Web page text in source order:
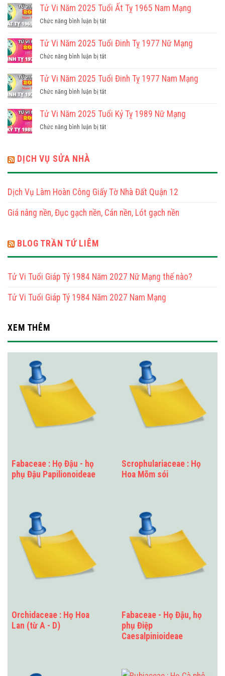
Vi
Năm
2025
Ất
Mạng
Tử Vi Năm 2025 Tuổi Ất Tỵ 1965 Nam Mạng
Chức năng bình luận bị tắtở
Vi
Năm
2025
Ất
Mạng
Tử Vi Năm 2025 Tuổi Đinh Tỵ 1977 Nữ Mạng
Chức năng bình luận bị tắtở
Vi
Năm
2025
Đinh
Tử Vi Năm 2025 Tuổi Đinh Tỵ 1977 Nam Mạng
Chức năng bình luận bị tắtở
Vi
Năm
2025
Mạng
Tử Vi Năm 2025 Tuổi Kỷ Tỵ 1989 Nữ Mạng
Chức năng bình luận bị tắtở
Tuổi
Tỵ
Nữ
DỊCH VỤ SỬA NHÀ
Dịch Vụ Làm Hoàn Công Giấy Tờ Nhà Đất Quận 12
Giá nâng nền, Đục gạch nền, Cán nền, Lót gạch nền
BLOG TRẦN TỨ LIÊM
Tử Vi Tuổi Giáp Tý 1984 Năm 2027 Nữ Mạng thế nào?
Tử Vi Tuổi Giáp Tý 1984 Năm 2027 Nam Mạng
XEM THÊM
Fabaceae : Họ Đậu - họ
phụ Đậu Papilionoideae
Scrophulariaceae : Họ
Hoa Mõm sói
Orchidaceae : Họ Hoa
Lan (từ A - D)
Fabaceae - Họ Đậu, họ
phụ Điệp
Caesalpinioideae